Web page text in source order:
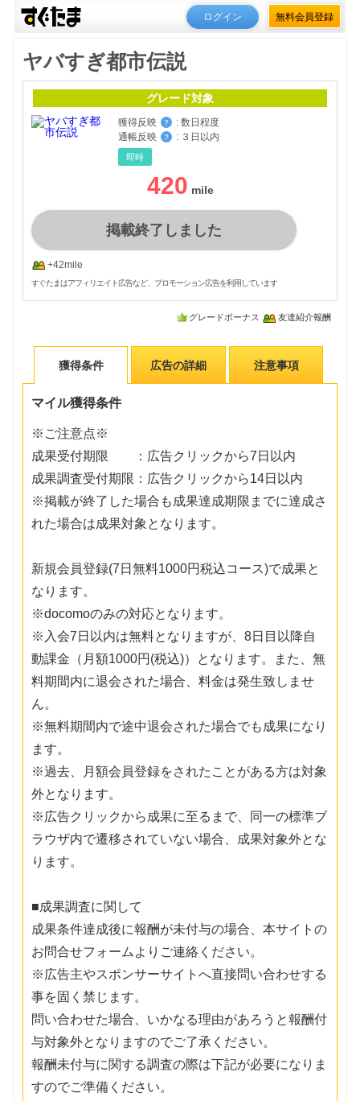
ログイン 無料会員登録
ヤバすぎ都市伝説
グレード対象
獲得反映 ？ : 数日程度
通帳反映
？ : ３日以内
即時
420
掲載終了しました
+42mile
すぐたまはアフィリエイト広告など、プロモーション広告を利用しています
グレードボーナス 友達紹介報酬
獲得条件 広告の詳細 注意事項
マイル獲得条件
※ご注意点※
成果受付期限 ：広告クリックから7日以内
成果調査受付期限：広告クリックから14日以内
※掲載が終了した場合も成果達成期限までに達成さ
れた場合は成果対象となります。
新規会員登録(7日無料1000円税込コース)で成果と
なります。
※docomoのみの対応となります。
※入会7日以内は無料となりますが、8日目以降自
動課金（月額1000円(税込)）となります。また、無
料期間内に退会された場合、料金は発生致しませ
ん。
※無料期間内で途中退会された場合でも成果になり
ます。
※過去、月額会員登録をされたことがある方は対象
外となります。
※広告クリックから成果に至るまで、同一の標準ブ
ラウザ内で遷移されていない場合、成果対象外とな
ります。
■成果調査に関して
成果条件達成後に報酬が未付与の場合、本サイトの
お問合せフォームよりご連絡ください。
※広告主やスポンサーサイトへ直接問い合わせする
事を固く禁じます。
問い合わせた場合、いかなる理由があろうと報酬付
与対象外となりますのでご了承ください。
報酬未付与に関する調査の際は下記が必要になりま
すのでご準備ください。